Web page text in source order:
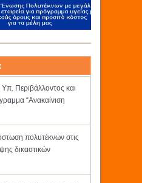
Περιβάλλοντος και
“Ανακαίνιση
πολυτέκνων στις
δικαστικών